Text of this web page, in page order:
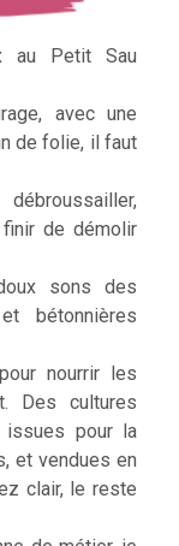
au Petit Sau
avec une
de folie, il faut
finir de démolir
sons des
bétonnières
nourrir les
Des cultures
issues pour la
et vendues en
clair, le reste